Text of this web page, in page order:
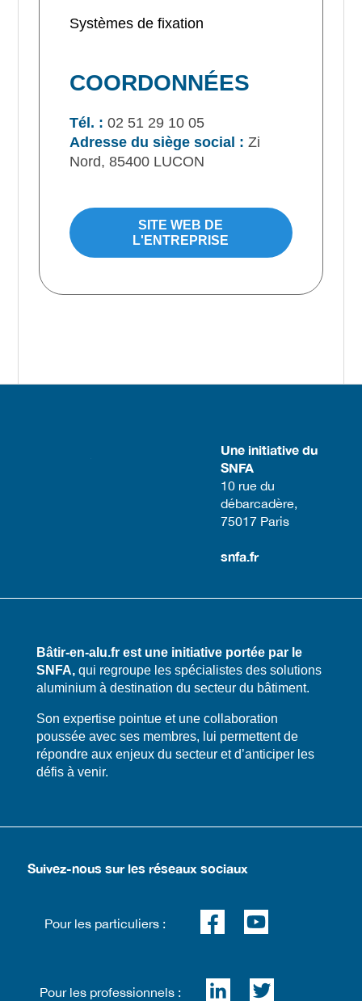
Systèmes de fixation
COORDONNÉES
Tél. : 02 51 29 10 05
Adresse du siège social : Zi
Nord, 85400 LUCON
SITE WEB DE
L'ENTREPRISE
Une initiative du
SNFA
​10 rue du
débarcadère,
75017 Paris​
snfa.fr
Bâtir-en-alu.fr est une initiative portée par le
SNFA,qui regroupe les spécialistes des solutions
aluminium à destination du secteur du bâtiment.
​​Son expertise pointue et une collaboration
poussée avec ses membres, lui permettent de
répondre aux enjeux du secteur et d’anticiper les
défis à venir.
Suivez-nous sur les réseaux sociaux
Pour les particuliers :
Pour les professionnels :